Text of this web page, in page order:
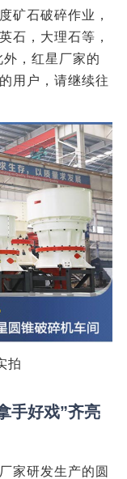
矿石破碎作业，
石，大理石等，
，红星厂家的
用户，请继续往
拍
手好戏”齐亮
家研发生产的圆